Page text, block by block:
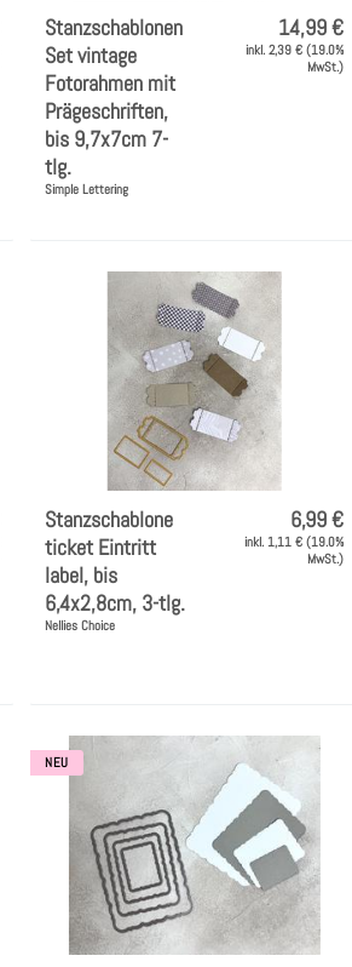
Stanzschablonen
Set vintage
Fotorahmen mit
Prägeschriften,
bis 9,7x7cm 7-
tlg.
Simple Lettering
14,99 €
inkl. 2,39 € (19.0%
MwSt.)
Stanzschablone
ticket Eintritt
label, bis
6,4x2,8cm, 3-tlg.
Nellies Choice
6,99 €
inkl. 1,11 € (19.0%
MwSt.)
NEU